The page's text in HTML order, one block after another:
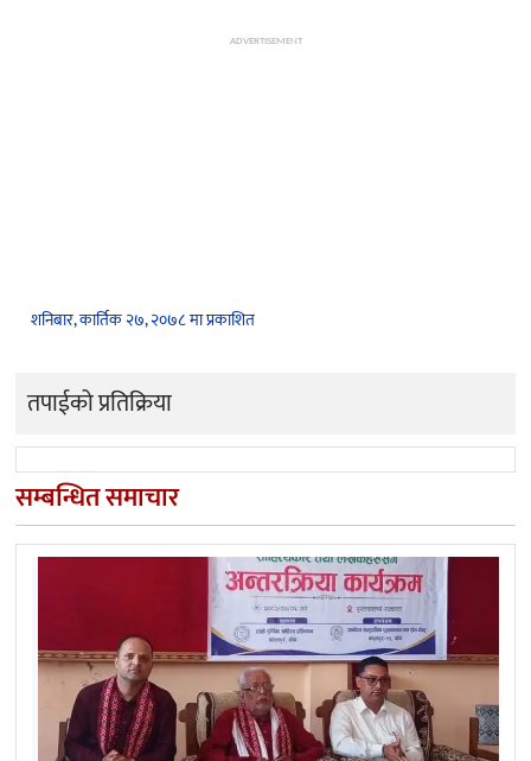
ADVERTISEMENT
शनिबार, कार्तिक २७, २०७८ मा प्रकाशित
तपाईको प्रतिक्रिया
सम्बन्धित समाचार